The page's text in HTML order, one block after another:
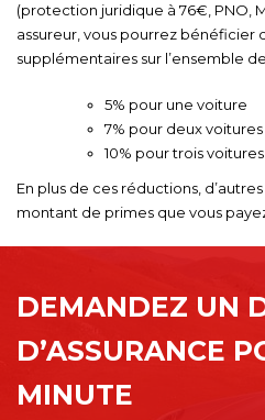
(protection juridique à 76€, PNO,
assureur, vous pourrez bénéficier
supplémentaires sur l’ensemble
5% pour une voiture
7% pour deux voitures
10% pour trois
En plus de ces réductions,
montant de primes que vous
DEMANDEZ UN
D’ASSURANCE
MINUTE